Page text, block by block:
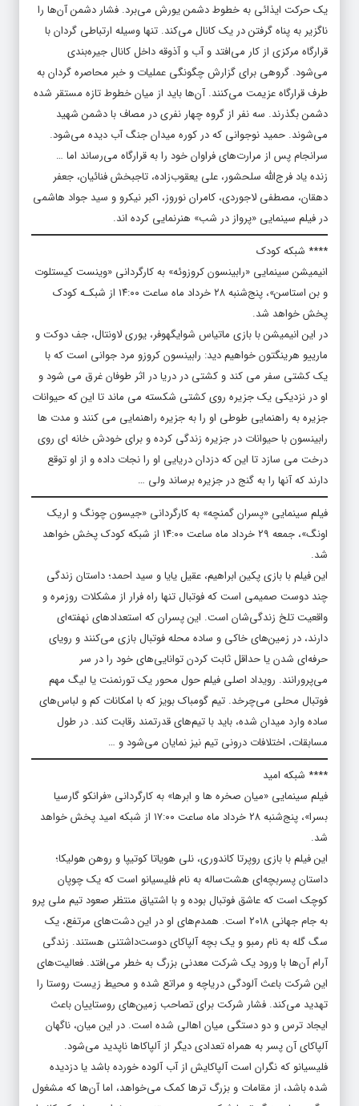
یک حرکت ایذائی به خطوط دشمن یورش می‌برد. فشار دشمن آن‌ها را
ناگزیر به پناه گرفتن در یک کانال می‌کند. تنها وسیله ارتباطی گردان با
قرارگاه مرکزی از کار می‌افتد و آب و آذوقه داخل کانال جیره‌بندی
می‌شود. گروهی برای گزارش چگونگی عملیات و خبر محاصره گردان به
طرف قرارگاه عزیمت می‌کنند. آن‌ها باید از میان خطوط تازه مستقر شده
دشمن بگذرند. سه نفر از گروه چهار نفری در مصاف با دشمن شهید
می‌شوند. حمید نوجوانی که در کوره میدان جنگ آب دیده می‌شود.
سرانجام پس از مرارت‌های فراوان خود را به قرارگاه می‌رساند اما …
زنده یاد فرج‌الله سلحشور، علی یعقوب‌زاده، تاجبخش فنائیان، جعفر
دهقان، مصطفی لاجوردی، کامران نوروز، اکبر نیکرو و سید جواد هاشمی
در فیلم سینمایی «پرواز در شب» هنرنمایی کرده اند.
**** شبکه کودک
انیمیشن سینمایی «رابینسون کروزوئه» به کارگردانی «وینست کیستلوت
و بن استاسن»، پنج‌شنبه ۲۸ خرداد ماه ساعت ۱۴:۰۰ از شبکـه کودک
پخش خواهد شد.
در این انیمیشن با بازی ماتیاس شوایگهوفر، یوری لاونتال، جف دوکت و
مارییو هرینگتون خواهیم دید: رابینسون کروزو مرد جوانی است که با
یک کشتی سفر می کند و کشتی در دریا در اثر طوفان غرق می شود و
او در نزدیکی یک جزیره روی کشتی شکسته می ماند تا این که حیوانات
جزیره به راهنمایی طوطی او را به جزیره راهنمایی می کنند و مدت ها
رابینسون با حیوانات در جزیره زندگی کرده و برای خودش خانه ای روی
درخت می سازد تا این که دزدان دریایی او را نجات داده و از او توقع
دارند که آنها را به گنج در جزیره برساند ولی …
فیلم سینمایی «پسران گمنچه» به کارگردانی «جیسون چونگ و اریک
اونگ»، جمعه ۲۹ خرداد ماه ساعت ۱۴:۰۰ از شبکه کودک پخش خواهد
شد.
این فیلم با بازی پکین ابراهیم، عقیل یایا و سید احمد؛ داستان زندگی
چند دوست صمیمی است که فوتبال تنها راه فرار از مشکلات روزمره و
واقعیت تلخ زندگی‌شان است. این پسران که استعدادهای نهفته‌ای
دارند، در زمین‌های خاکی و ساده محله فوتبال بازی می‌کنند و رویای
حرفه‌ای شدن یا حداقل ثابت کردن توانایی‌های خود را در سر
می‌پرورانند. رویداد اصلی فیلم حول محور یک تورنمنت یا لیگ مهم
فوتبال محلی می‌چرخد. تیم گومباک بویز که با امکانات کم و لباس‌های
ساده وارد میدان شده، باید با تیم‌های قدرتمند رقابت کند. در طول
مسابقات، اختلافات درونی تیم نیز نمایان می‌شود و …
**** شبکه امید
فیلم سینمایی «میان صخره ها و ابرها» به کارگردانی «فرانکو گارسیا
بسرا»، پنج‌شنبه ۲۸ خرداد ماه ساعت ۱۷:۰۰ از شبکه امید پخش خواهد
شد.
این فیلم با بازی روپرتا کاندوری، نلی هویاتا کوتیپا و روهن هولیکا؛
داستان پسربچه‌ای هشت‌ساله به نام فلیسیانو است که یک چوپان
کوچک است که عاشق فوتبال بوده و با اشتیاق منتظر صعود تیم ملی پرو
به جام جهانی ۲۰۱۸ است. همدم‌های او در این دشت‌های مرتفع، یک
سگ گله به نام رمبو و یک بچه آلپاکای دوست‌داشتنی هستند. زندگی
آرام آن‌ها با ورود یک شرکت معدنی بزرگ به خطر می‌افتد. فعالیت‌های
این شرکت باعث آلودگی دریاچه و مراتع شده و محیط زیست روستا را
تهدید می‌کند. فشار شرکت برای تصاحب زمین‌های روستاییان باعث
ایجاد ترس و دو دستگی میان اهالی شده است. در این میان، ناگهان
آلپاکای آن پسر به همراه تعدادی دیگر از آلپاکاها ناپدید می‌شود.
فلیسیانو که نگران است آلپاکایش از آب آلوده خورده باشد یا دزدیده
شده باشد، از مقامات و بزرگ ترها کمک می‌خواهد، اما آن‌ها که مشغول